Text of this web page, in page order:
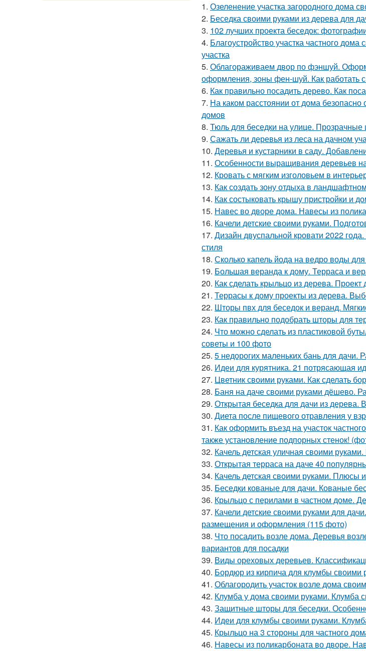
1. Озеленение участка загородного дома
2. Беседка своими руками из дерева для
3. 102 лучших проекта беседок:
4. Благоустройство участка частного
участка
5. Облагораживаем двор по фэншуй.
оформления, зоны фен-шуй. Как работать
6. Как правильно посадить дерево. Как
7. На каком расстоянии от дома
домов
8. Тюль для беседки на улице.
9. Сажать ли деревья из леса на дачном
10. Деревья и кустарники в саду.
11. Особенности выращивания деревьев
12. Кровать с мягким изголовьем в
13. Как создать зону отдыха в
14. Как состыковать крышу пристройки и
15. Навес во дворе дома. Навесы из
16. Качели детские своими руками.
17. Дизайн двуспальной кровати 2022
стиля
18. Сколько капель йода на ведро воды
19. Большая веранда к дому. Терраса и
20. Как сделать крыльцо из дерева.
21. Террасы к дому проекты из дерева.
22. Шторы пвх для беседок и веранд.
23. Как правильно подобрать шторы для
24. Что можно сделать из пластиковой
советы и 100 фото
25. 5 недорогих маленьких бань для дачи.
26. Идеи для курятника. 21 потрясающая
27. Цветник своими руками. Как сделать
28. Баня на даче своими руками дёшево.
29. Открытая беседка для дачи из дерева.
30. Диета после пищевого отравления у
31. Как оформить въезд на участок
также установление подпорных стенок!
32. Качель детская уличная своими
33. Открытая терраса на даче 40
34. Качель детская своими руками. Плюсы
35. Беседки кованые для дачи. Кованые
36. Крыльцо с перилами в частном доме.
37. Качели детские своими руками для
размещения и оформления (115 фото)
38. Что посадить возле дома. Деревья
вариантов для посадки
39. Виды ореховых деревьев.
40. Бордюр из кирпича для клумбы своими
41. Облагородить участок возле дома
42. Клумба у дома своими руками. Клумба
43. Защитные шторы для беседки.
44. Идеи для клумбы своими руками.
45. Крыльцо на 3 стороны для частного
46. Навесы из поликарбоната во дворе.